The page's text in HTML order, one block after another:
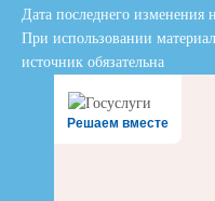
Дата последнего изменения
При использовании
источник обязательна
Решаем вместе